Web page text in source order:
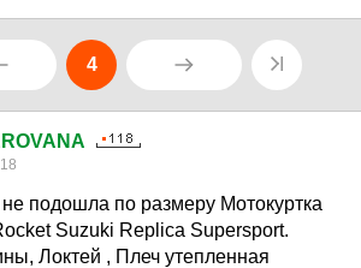
4
подошла по размеру Мотокуртка
Suzuki Replica Supersport.
Локтей , Плеч утепленная